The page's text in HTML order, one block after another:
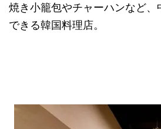
焼き小籠包やチャーハンなど、
できる韓国料理店。